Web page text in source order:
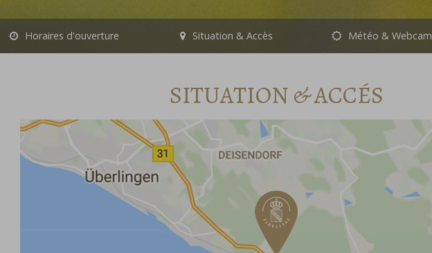
Horaires d'ouverture Situation & Accès Météo & Webcam
SITUATION & ACCÉS